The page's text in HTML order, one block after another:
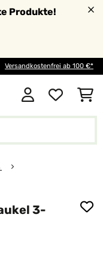
Produkte!
Versandkostenfrei ab 100 €*
3-